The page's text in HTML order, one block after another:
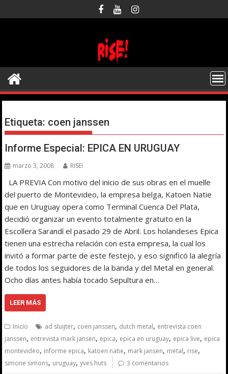
al
Etiqueta: coen janssen
Informe Especial: EPICA EN URUGUAY
marzo 3, 2008 RISE!
LA PREVIA Con motivo del inicio de sus obras en el muelle
del puerto de Montevideo, la empresa belga, Katoen Natie
que en Uruguay opera como Terminal Cuenca Del Plata,
decidió organizar un evento totalmente gratuito en la
Escollera Sarandí el pasado 29 de Abril. Los holandeses Epica
tienen una estrecha relación con esta empresa, la cual los
invitó a formar parte de este festejo, y eso significó la alegría
de todos los seguidores de la banda y del Metal en general.
Ocho días antes había tocado Sepultura en…
LEER MÁS
Inicio ad sluijter, coen janssen, dutch metal, entrevista coen
janssen, entrevista mark jansen, epica, epica en uruguay, epica live, epica
montevideo, informe epica, katoen natie, mark jansen, metal, rise,
simone simons, uruguay,yves huts 3 comentarios